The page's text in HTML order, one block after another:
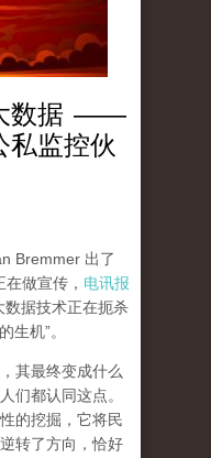
数据 ——
私监控伙
Bremmer 出了
做宣传， 电讯报
数据技术正在扼杀
生机”。
其最终变成什么
们都认同这点。
的挖掘，它将民
转了方向，恰好